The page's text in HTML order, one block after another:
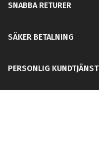
SNABBA RETURER
SÄKER BETALNING
PERSONLIG KUNDTJÄNST